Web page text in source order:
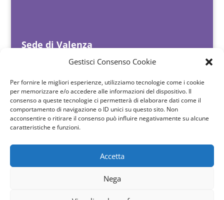
Gestisci Consenso Cookie
Per fornire le migliori esperienze, utilizziamo tecnologie come i cookie
per memorizzare e/o accedere alle informazioni del dispositivo. Il
consenso a queste tecnologie ci permetterà di elaborare dati come il
comportamento di navigazione o ID unici su questo sito. Non
acconsentire o ritirare il consenso può influire negativamente su alcune
caratteristiche e funzioni.
Accetta
Nega
Sede di Valenza
Email
valenza@british-centre.it
Orari ufficio:
Lun-Ven 15:00 - 19:00